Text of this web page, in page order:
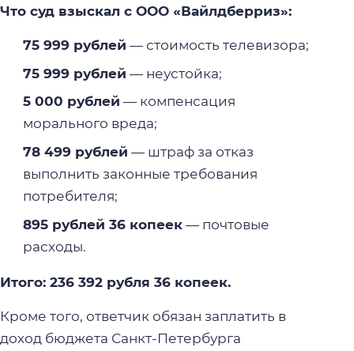
Что суд взыскал с ООО «Вайлдберриз»:
75 999 рублей — стоимость телевизора;
75 999 рублей — неустойка;
5 000 рублей — компенсация
морального вреда;
78 499 рублей — штраф за отказ
выполнить законные требования
потребителя;
895 рублей 36 копеек— почтовые
расходы.
Итого: 236 392 рубля 36 копеек.
Кроме того, ответчик обязан заплатить в
доход бюджета Санкт-Петербурга